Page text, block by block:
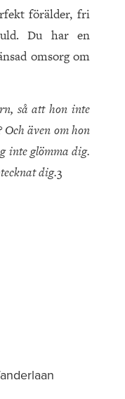
förälder, fri
Du har en
omsorg om
så att hon inte
även om hon
inte glömma dig.
dig.3